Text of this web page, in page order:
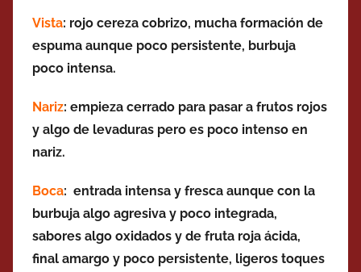
Vista: rojo cereza cobrizo, mucha formación de
espuma aunque poco persistente, burbuja
poco intensa.
Nariz: empieza cerrado para pasar a frutos rojos
y algo de levaduras pero es poco intenso en
nariz.
Boca: entrada intensa y fresca aunque con la
burbuja algo agresiva y poco integrada,
sabores algo oxidados y de fruta roja ácida,
final amargo y poco persistente, ligeros toques